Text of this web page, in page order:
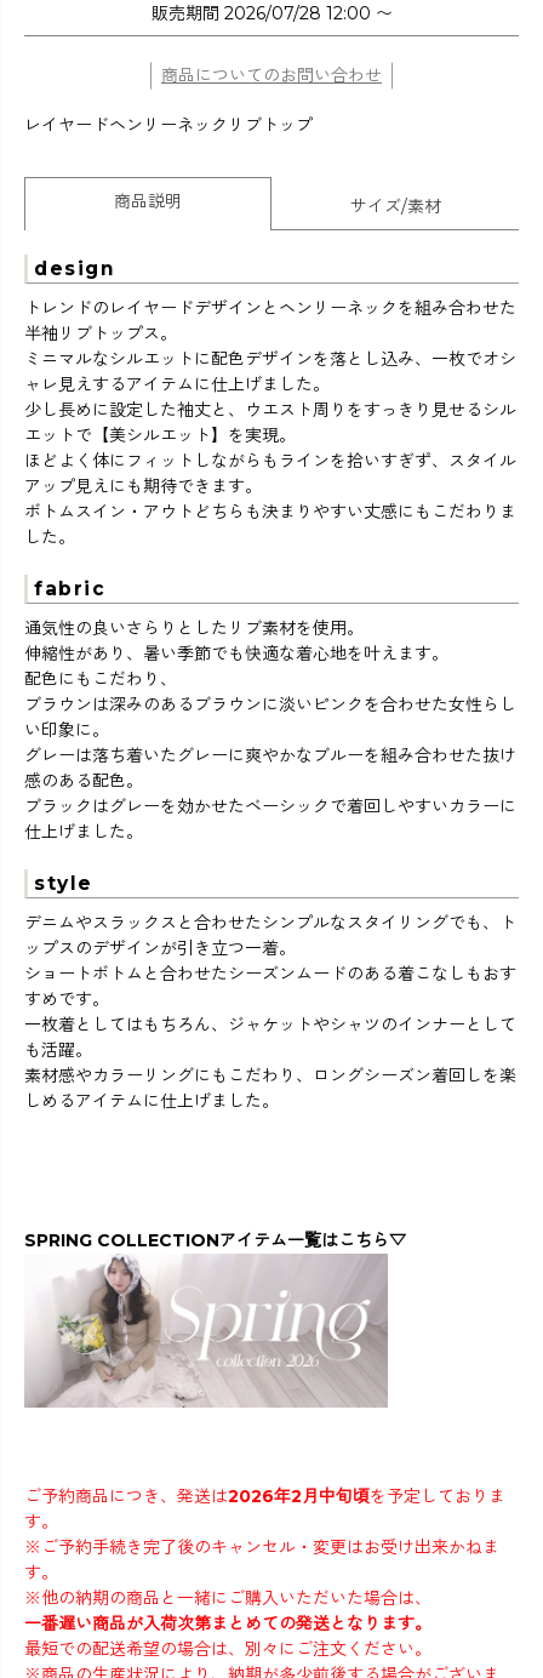
販売期間 2026/07/28 12:00 〜
商品についてのお問い合わせ
レイヤードヘンリーネックリブトップ
商品説明 サイズ/素材
design
トレンドのレイヤードデザインとヘンリーネックを組み合わせた
半袖リブトップス。
ミニマルなシルエットに配色デザインを落とし込み、一枚でオシ
ャレ見えするアイテムに仕上げました。
少し長めに設定した袖丈と、ウエスト周りをすっきり見せるシル
エットで【美シルエット】を実現。
ほどよく体にフィットしながらもラインを拾いすぎず、スタイル
アップ見えにも期待できます。
ボトムスイン・アウトどちらも決まりやすい丈感にもこだわりま
した。
fabric
通気性の良いさらりとしたリブ素材を使用。
伸縮性があり、暑い季節でも快適な着心地を叶えます。
配色にもこだわり、
ブラウンは深みのあるブラウンに淡いピンクを合わせた女性らし
い印象に。
グレーは落ち着いたグレーに爽やかなブルーを組み合わせた抜け
感のある配色。
ブラックはグレーを効かせたベーシックで着回しやすいカラーに
仕上げました。
style
デニムやスラックスと合わせたシンプルなスタイリングでも、ト
ップスのデザインが引き立つ一着。
ショートボトムと合わせたシーズンムードのある着こなしもおす
すめです。
一枚着としてはもちろん、ジャケットやシャツのインナーとして
も活躍。
素材感やカラーリングにもこだわり、ロングシーズン着回しを楽
しめるアイテムに仕上げました。
SPRING COLLECTIONアイテム一覧はこちら▽
ご予約商品につき、発送は2026年2月中旬頃を予定しておりま
す。
※ご予約手続き完了後のキャンセル・変更はお受け出来かねま
す。
※他の納期の商品と一緒にご購入いただいた場合は、
一番遅い商品が入荷次第まとめての発送となります。
最短での配送希望の場合は、別々にご注文ください。